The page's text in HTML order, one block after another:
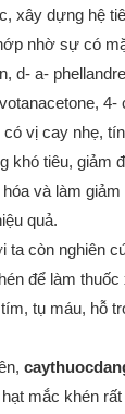
xây dựng hệ
nhờ sự có
d- a-
4-
có vị cay nhẹ,
khó tiêu, giảm
và làm
quả.
ta còn nghiên
để làm thuốc
tụ máu, hỗ
mắc khén